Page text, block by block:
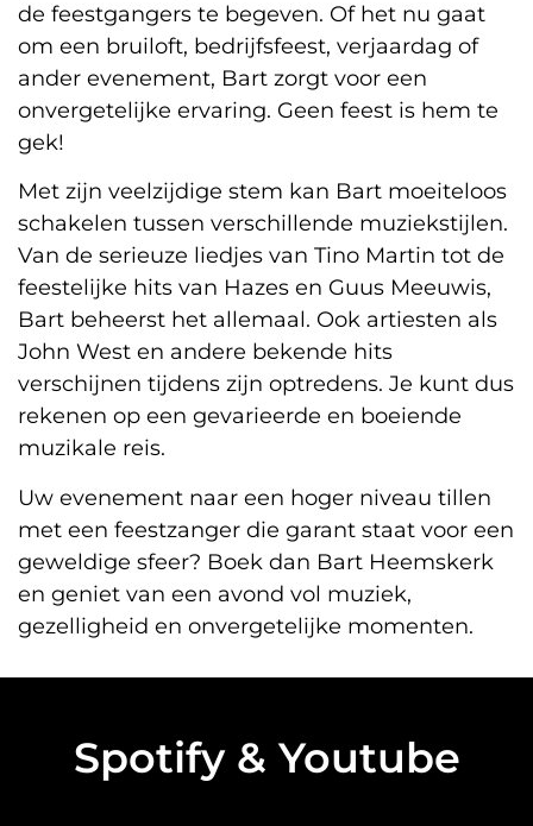
de feestgangers te begeven. Of het nu gaat
om een ​​bruiloft, bedrijfsfeest, verjaardag of
ander evenement, Bart zorgt voor een
onvergetelijke ervaring. Geen feest is hem te
gek!
Met zijn veelzijdige stem kan Bart moeiteloos
schakelen tussen verschillende muziekstijlen.
Van de serieuze liedjes van Tino Martin tot de
feestelijke hits van Hazes en Guus Meeuwis,
Bart beheerst het allemaal. Ook artiesten als
John West en andere bekende hits
verschijnen tijdens zijn optredens. Je kunt dus
rekenen op een gevarieerde en boeiende
muzikale reis.
Uw evenement naar een hoger niveau tillen
met een feestzanger die garant staat voor een
geweldige sfeer? Boek dan Bart Heemskerk
en geniet van een avond vol muziek,
gezelligheid en onvergetelijke momenten.
Spotify & Youtube